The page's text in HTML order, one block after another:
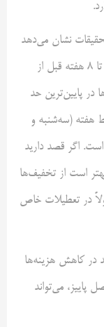
نشان می‌دهد
که بهترین زمان برای خرید بلیط هواپیما حدود ۶ تا ۸ هفته قبل از
در پایین‌ترین حد
هفته (سه‌شنبه و
اگر قصد دارید
است از تخفیف‌ها
در تعطیلات خاص
در کاهش هزینه‌ها
می‌تواند